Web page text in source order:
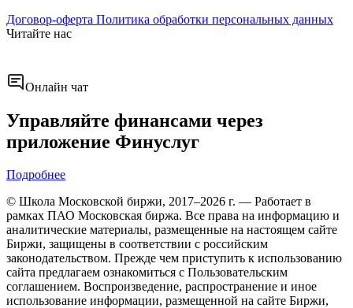
Договор-оферта Политика обработки персональных данных
Читайте нас
Онлайн чат
Управляйте финансами через
приложение Финуслуг
Подробнее
© Школа Московской биржи, 2017–2026 г. — Работает в
рамках ПАО Московская биржа. Все права на информацию и
аналитические материалы, размещенные на настоящем сайте
Биржи, защищены в соответствии с российским
законодательством. Прежде чем приступить к использованию
сайта предлагаем ознакомиться с Пользовательским
соглашением. Воспроизведение, распространение и иное
использование информации, размещенной на сайте Биржи,